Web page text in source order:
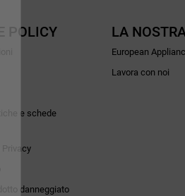
POLICY
e schede
Privacy
danneggiato
LA
European
Lavora con noi